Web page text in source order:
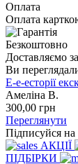
Оплата
Оплата
Безкоштовно
Доставляємо
Ви
Е-е-есторії
Амеліна В.
300,00 грн
Переглянути
Підписуйся
АКЦІЇ
ПІДБІРКИ